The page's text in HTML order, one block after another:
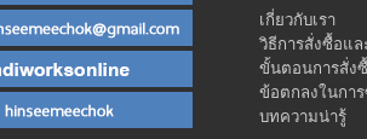
เกี่ยวกับเรา
วิธีการสั่งซื้อแล
ขั้นตอนการสั่ง
ข้อตกลงในกา
บทความน่ารู้